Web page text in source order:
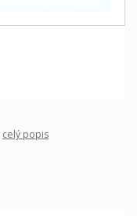
celý popis